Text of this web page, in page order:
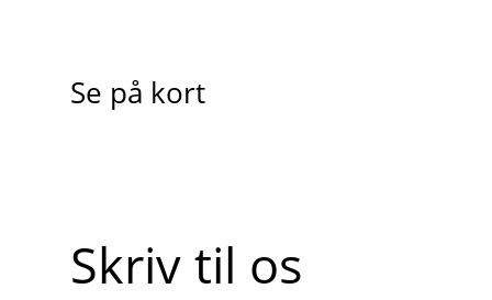
Se på kort
Skriv til os